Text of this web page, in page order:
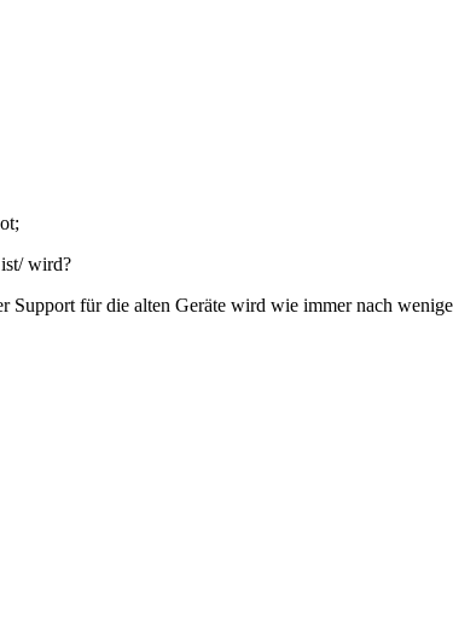
wird?
Support für die alten Geräte wird wie immer nach